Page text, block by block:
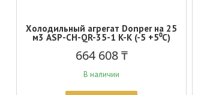
Холодильный агрегат Donper на 25
м3 ASP-СH-QR-35-1 K-K (-5 +5⁰С)
664 608 ₸
В наличии